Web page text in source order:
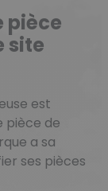
pièce
site
est
pièce de
a sa
ses pièces